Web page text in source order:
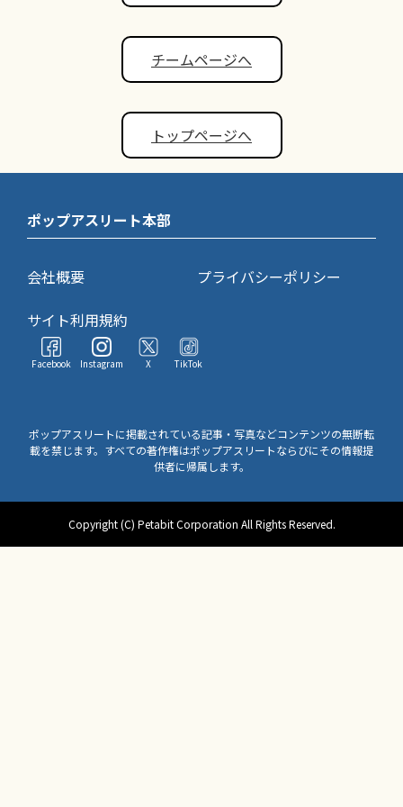
チームページへ
トップページへ
ポップアスリート本部
会社概要
プライバシーポリシー
サイト利用規約
Facebook Instagram X TikTok
ポップアスリートに掲載されている記事・写真などコンテンツの無断転
載を禁じます。すべての著作権はポップアスリートならびにその情報提
供者に帰属します。
Copyright (C) Petabit Corporation All Rights Reserved.